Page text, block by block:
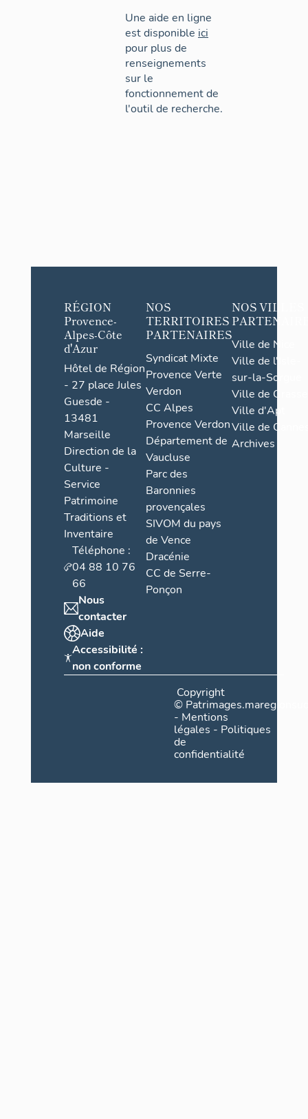
Une aide en ligne
est disponible ici
pour plus de
renseignements
sur le
fonctionnement de
l'outil de recherche.
RÉGION
Provence-
Alpes-Côte
d'Azur
Hôtel de Région
- 27 place Jules
Guesde -
13481
Marseille
Direction de la
Culture -
Service
Patrimoine
Traditions et
Inventaire
Téléphone :
04 88 10 76
66
Nous
contacter
Aide
Accessibilité :
non conforme
NOS
TERRITOIRES
PARTENAIRES
Syndicat Mixte
Provence Verte
Verdon
CC Alpes
Provence Verdon
Département de
Vaucluse
Parc des
Baronnies
provençales
SIVOM du pays
de Vence
Dracénie
CC de Serre-
Ponçon
NOS VILLES
Ville de Nice
Ville de l'Isle-
sur-la-Sorgue
Ville de Grasse
Ville d'Apt
Ville de
Archives
Copyright
©
- Mentions
légales - Politiques
de
confidentialité